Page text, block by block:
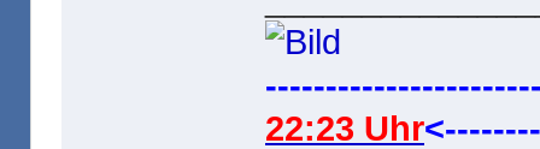
22:23 Uhr